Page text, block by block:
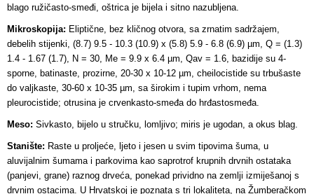
blago ružičasto-smeđi, oštrica je bijela i sitno nazubljena.
Mikroskopija: Eliptične, bez kličnog otvora, sa zrnatim sadržajem,
debelih stijenki, (8.7) 9.5 - 10.3 (10.9) x (5.8) 5.9 - 6.8 (6.9) µm, Q = (1.3)
1.4 - 1.67 (1.7), N = 30, Me = 9.9 x 6.4 µm, Qav = 1.6, bazidije su 4-
sporne, batinaste, prozirne, 20-30 x 10-12 µm, cheilocistide su trbušaste
do valjkaste, 30-60 x 10-35 µm, sa širokim i tupim vrhom, nema
pleurocistide; otrusina je crvenkasto-smeđa do hrđastosmeđa.
Meso: Sivkasto, bijelo u stručku, lomljivo; miris je ugodan, a okus blag.
Stanište: Raste u proljeće, ljeto i jesen u svim tipovima šuma, u
aluvijalnim šumama i parkovima kao saprotrof krupnih drvnih ostataka
(panjevi, grane) raznog drveća, ponekad prividno na zemlji izmiješanoj s
drvnim ostacima. U Hrvatskoj je poznata s tri lokaliteta, na Žumberačkom